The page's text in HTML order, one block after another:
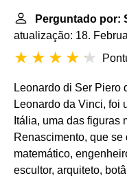
Perguntado por:
atualização: 18.
Leonardo di Ser Piero
Leonardo da Vinci, foi
Itália, uma das figuras
Renascimento, que
matemático,
escultor, arquiteto,